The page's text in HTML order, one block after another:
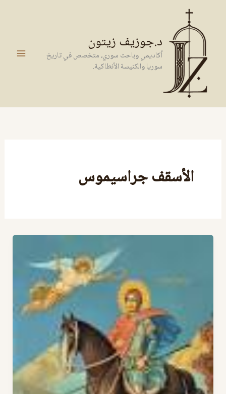
المحتوى
د.جوزيف زيتون
أكاديمي وباحث سوري، متخصص في تاريخ
سوريا والكنيسة الأنطاكية.
الأسقف جراسيموس